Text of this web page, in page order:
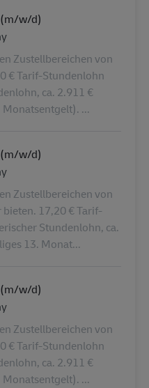
(m/w/d)
Zustellbereichen von
€ Tarif-Stundenlohn
ca. 2.911 €
...
(m/w/d)
Zustellbereichen von
bieten. 17,20 € Tarif-
Stundenlohn, ca.
13. Monat...
(m/w/d)
Zustellbereichen von
€ Tarif-Stundenlohn
ca. 2.911 €
...